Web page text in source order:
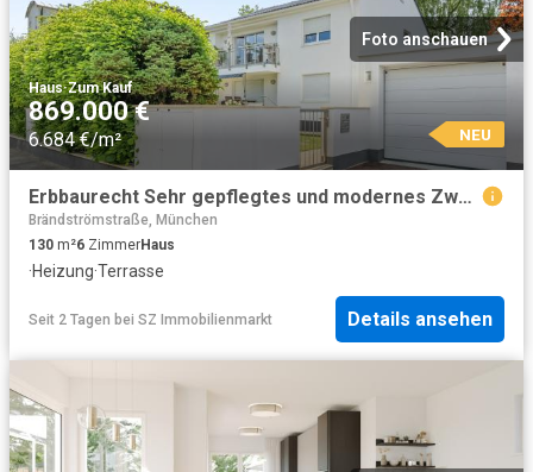
Foto anschauen
Haus·Zum Kauf
869.000 €
6.684 €/m² NEU
Erbbaurecht Sehr gepflegtes und modernes Zweifamilienhaus
Brändströmstraße, München
130 m²6 ZimmerHaus
·Heizung·Terrasse
Seit 2 Tagen bei SZ Immobilienmarkt Details ansehen